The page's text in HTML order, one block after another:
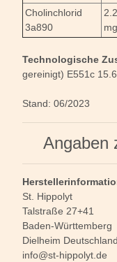
Cholinchlorid
3a890
mg
Technologische
gereinigt) E551c
Stand: 06/2023
Angaben
St. Hippolyt
Talstraße 27+41
Baden-Württemberg
Dielheim
info@st-hippolyt.de